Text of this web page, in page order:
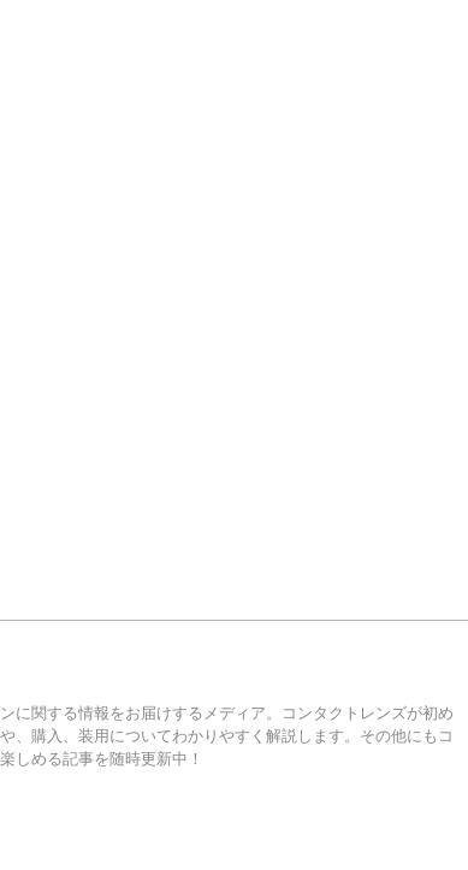
に関する情報をお届けするメディア。コンタクトレンズが初め
、購入、装用についてわかりやすく解説します。その他にもコ
しめる記事を随時更新中！